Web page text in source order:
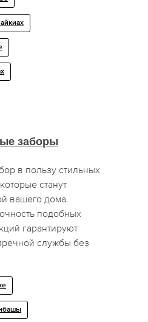
заборы
в пользу стильных
станут
вашего дома.
подобных
гарантируют
службы без